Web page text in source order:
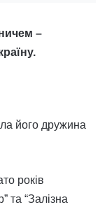
–
його дружина
років
та “Залізна